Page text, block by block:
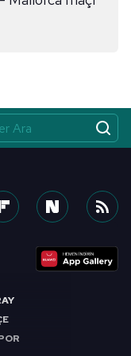
ilgili bilgi